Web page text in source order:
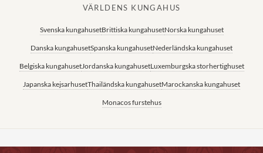
VÄRLDENS KUNGAHUS
Svenska kungahusetBrittiska kungahusetNorska kungahuset
Danska kungahusetSpanska kungahusetNederländska kungahuset
Belgiska kungahusetJordanska kungahusetLuxemburgska storhertighuset
Japanska kejsarhusetThailändska kungahusetMarockanska kungahuset
Monacos furstehus